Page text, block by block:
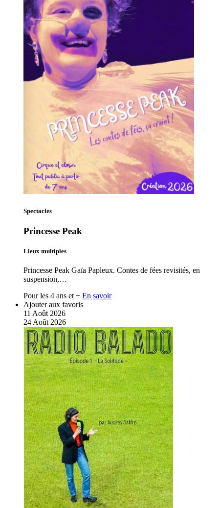
Spectacles
Princesse Peak
Lieux multiples
Princesse Peak Gaïa Papleux. Contes de fées revisités, en
suspension,…
Pour les 4 ans et + En savoir
Ajouter aux favoris
11 Août 2026
24 Août 2026